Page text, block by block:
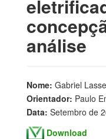
análise
Nome: Gabriel
Orientador: Paulo
Data: Setembro de
Download